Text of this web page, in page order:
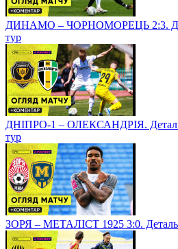
ДИНАМО – ЧОРНОМОРЕЦЬ 2:3.
тур
ДНІПРО-1 – ОЛЕКСАНДРІЯ.
тур
ЗОРЯ – МЕТАЛІСТ 1925 3:0.